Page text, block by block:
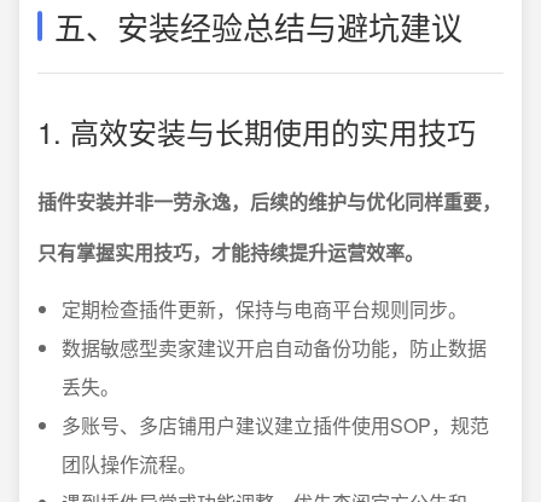
五、安装经验总结与避坑建议
1. 高效安装与长期使用的实用技巧
插件安装并非一劳永逸，后续的维护与优化同样重要，
只有掌握实用技巧，才能持续提升运营效率。
定期检查插件更新，保持与电商平台规则同步。
数据敏感型卖家建议开启自动备份功能，防止数据
丢失。
多账号、多店铺用户建议建立插件使用SOP，规范
团队操作流程。